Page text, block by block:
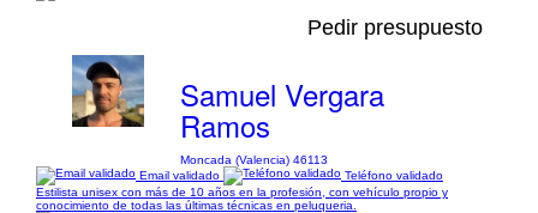
Pedir presupuesto
Samuel Vergara
Ramos
Moncada (Valencia) 46113
Email validado
Teléfono validado
Estilista unisex con más de 10 años en la profesión, con vehículo propio y
conocimiento de todas las últimas técnicas en peluqueria.